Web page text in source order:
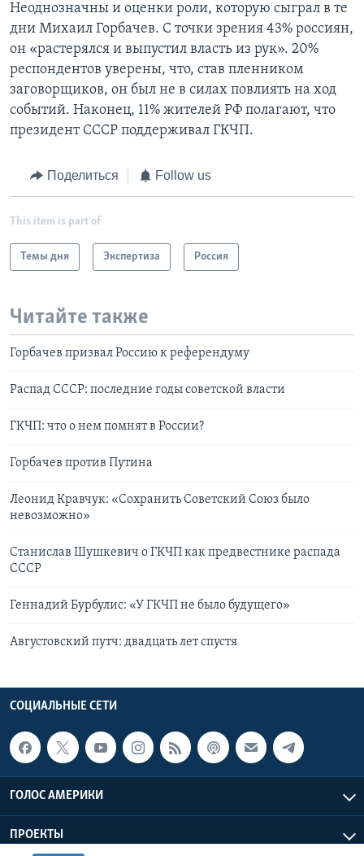
Неоднозначны и оценки роли, которую сыграл в те
дни Михаил Горбачев. С точки зрения 43% россиян,
он «растерялся и выпустил власть из рук». 20%
респондентов уверены, что, став пленником
заговорщиков, он был не в силах повлиять на ход
событий. Наконец, 11% жителей РФ полагают, что
президент СССР поддерживал ГКЧП.
Поделиться Follow us
This item is part of
Темы дня Экспертиза Россия
Читайте также
Горбачев призвал Россию к референдуму
Распад СССР: последние годы советской власти
ГКЧП: что о нем помнят в России?
Горбачев против Путина
Леонид Кравчук: «Сохранить Советский Союз было
невозможно»
Станислав Шушкевич о ГКЧП как предвестнике распада
СССР
Геннадий Бурбулис: «У ГКЧП не было будущего»
Августовский путч: двадцать лет спустя
СОЦИАЛЬНЫЕ СЕТИ
ГОЛОС АМЕРИКИ
ПРОЕКТЫ